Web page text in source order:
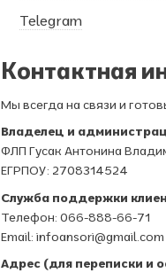
Telegram
Контактная
Мы всегда на связи и
Владелец и
ФЛП Гусак Антонина
ЕГРПОУ: 2708314524
Служба поддержки
Телефон: 066-888-66-71
Email: infoansori@gmail.com
Адрес (для переписки и